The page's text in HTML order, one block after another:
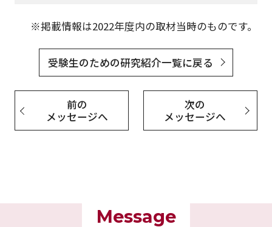
※掲載情報は2022年度内の取材当時のものです。
受験生のための研究紹介一覧に戻る
前の
メッセージへ
次の
メッセージへ
Message